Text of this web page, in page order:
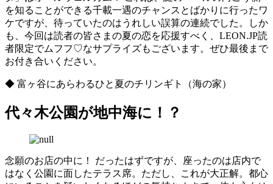
を知ることができる千載一遇のチャンスとばかりに行ったワ
ケですが、待っていたのはうれしい誤算の連続でした。しか
も、今回は読者の皆さまの夏の恋を応援すべく、LEON.JP読
者限定でムフフ♡なサプライズもございます。ぜひ最後まで
お付き合いください。
◆ 富ヶ谷にあらわるひと夏のチリンギト（海の家）
代々木公園が地中海に！？
念願のお店の中に！ だったはずですが、座ったのは店内で
はなく公園に面したテラス席。ただし、これが大正解。都心